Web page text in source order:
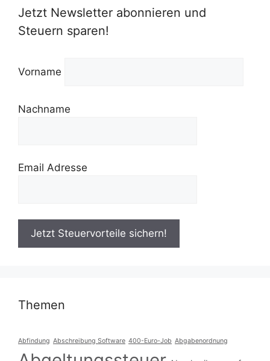
Jetzt Newsletter abonnieren und
Steuern sparen!
Vorname
Nachname
Email Adresse
Themen
Abfindung Abschreibung Software 400-Euro-Job Abgabenordnung